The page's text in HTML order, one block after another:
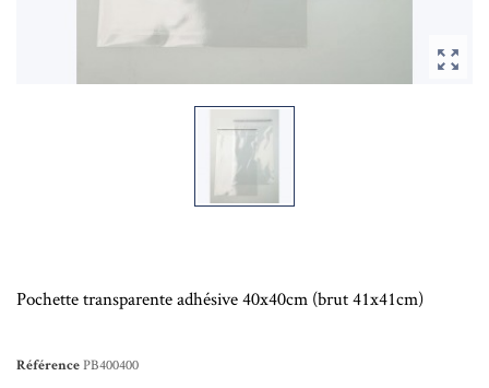

Pochette transparente adhésive 40x40cm (brut 41x41cm)
Référence PB400400